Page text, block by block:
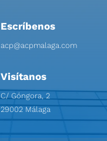
Escríbenos
acp@acpmalaga.com
Visítanos
C/ Góngora, 2
29002 Málaga